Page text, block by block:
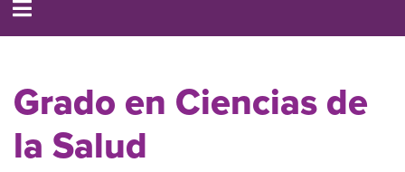
Grado en Ciencias de
la Salud